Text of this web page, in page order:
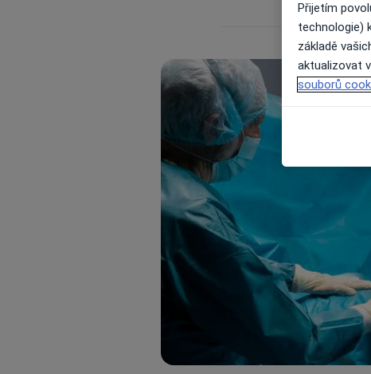
Přijetím
technologie)
základě
aktualizovat
souborů